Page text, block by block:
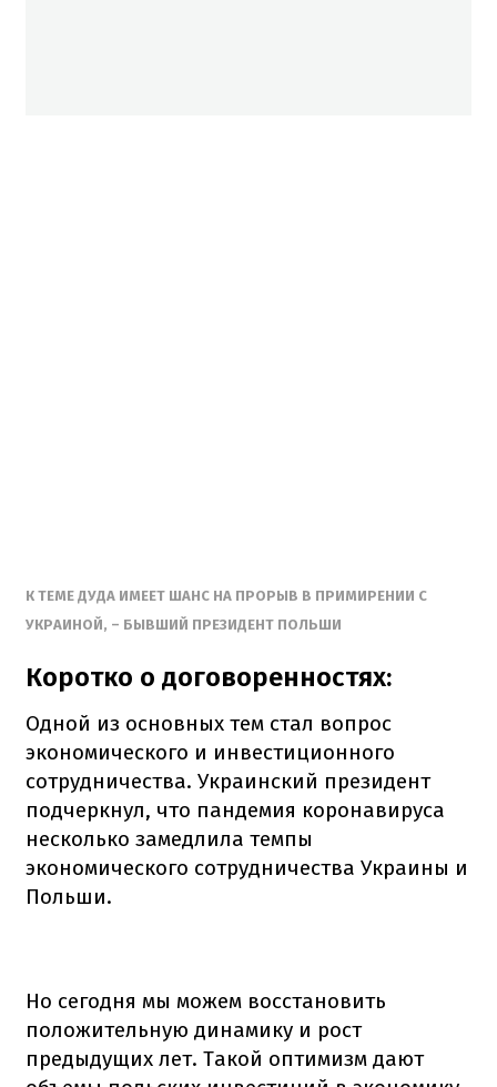
К ТЕМЕ ДУДА ИМЕЕТ ШАНС НА ПРОРЫВ В ПРИМИРЕНИИ С
УКРАИНОЙ, – БЫВШИЙ ПРЕЗИДЕНТ ПОЛЬШИ
Коротко о договоренностях:
Одной из основных тем стал вопрос
экономического и инвестиционного
сотрудничества. Украинский президент
подчеркнул, что пандемия коронавируса
несколько замедлила темпы
экономического сотрудничества Украины и
Польши.
Но сегодня мы можем восстановить
положительную динамику и рост
предыдущих лет. Такой оптимизм дают